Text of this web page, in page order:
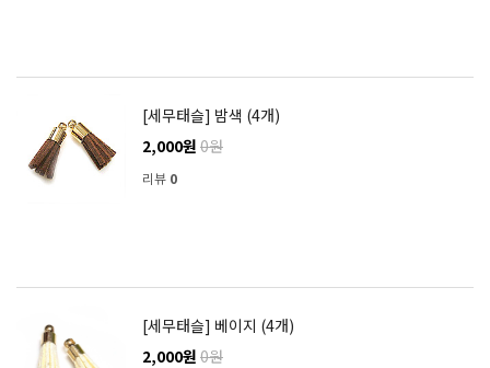
[세무태슬] 밤색 (4개)
2,000원 0원
리뷰 0
[세무태슬] 베이지 (4개)
2,000원 0원